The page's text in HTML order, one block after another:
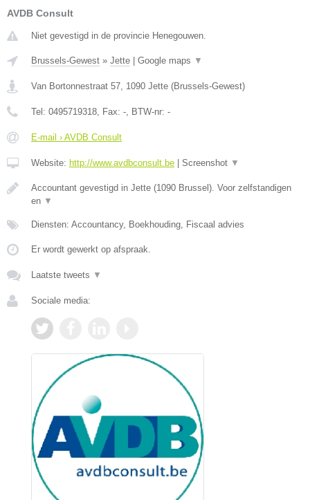
AVDB Consult
Niet gevestigd in de provincie Henegouwen.
Brussels-Gewest » Jette | Google maps ▼
Van Bortonnestraat 57 1090 Jette (Brussels-Gewest)
Tel: 0495719318 , Fax: - , BTW-nr: -
E-mail › AVDB Consult
Website: http://www.avdbconsult.be | Screenshot ▼
Accountant gevestigd in Jette (1090 Brussel). Voor zelfstandigen
en ▼
Diensten: Accountancy, Boekhouding, Fiscaal advies
Er wordt gewerkt op afspraak.
Laatste tweets ▼
Sociale media: